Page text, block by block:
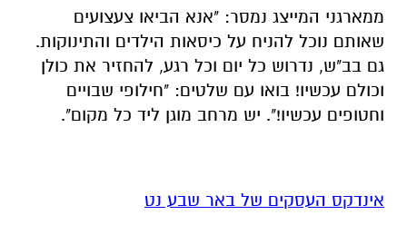
ממארגני המייצג נמסר: "אנא הביאו צעצועים
שאותם נוכל להניח על כיסאות הילדים והתינוקות.
גם בב"ש, נדרוש כל יום וכל רגע, להחזיר את כולן
וכולם עכשיו! בואו עם שלטים: "חילופי שבויים
וחטופים עכשיו!". יש מרחב מוגן ליד כל מקום".
אינדקס העסקים של באר שבע נט